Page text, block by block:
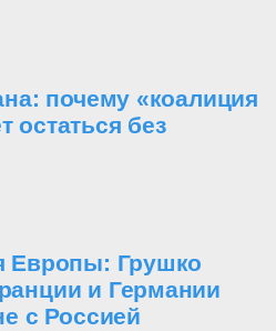
почему «коалиция
остаться без
Европы: Грушко
и Германии
с Россией